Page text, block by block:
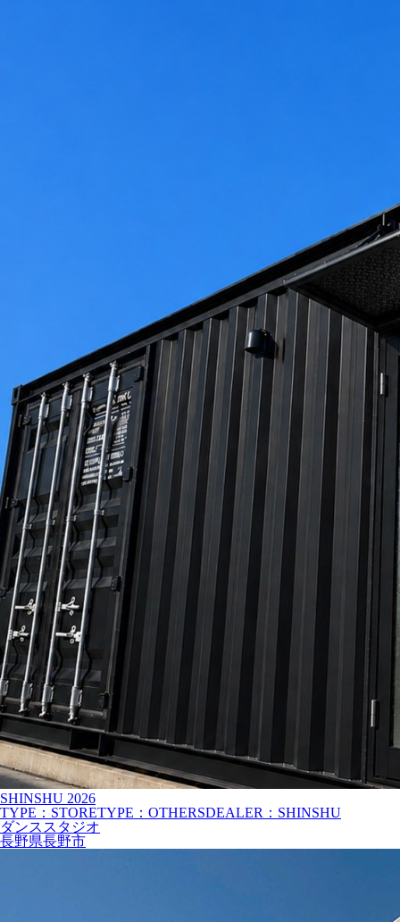
SHINSHU 2026
TYPE：STORETYPE：OTHERSDEALER：SHINSHU
ダンススタジオ
長野県長野市